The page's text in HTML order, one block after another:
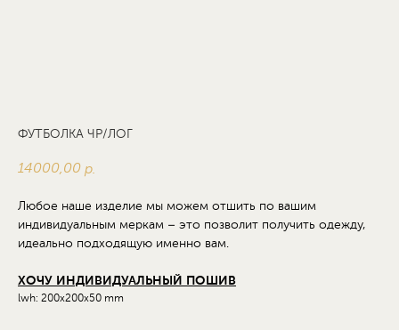
ФУТБОЛКА ЧР/ЛОГ
14000,00 р.
Любое наше изделие мы можем отшить по вашим
индивидуальным меркам – это позволит получить одежду,
идеально подходящую именно вам.
ХОЧУ ИНДИВИДУАЛЬНЫЙ ПОШИВ
lwh: 200x200x50 mm